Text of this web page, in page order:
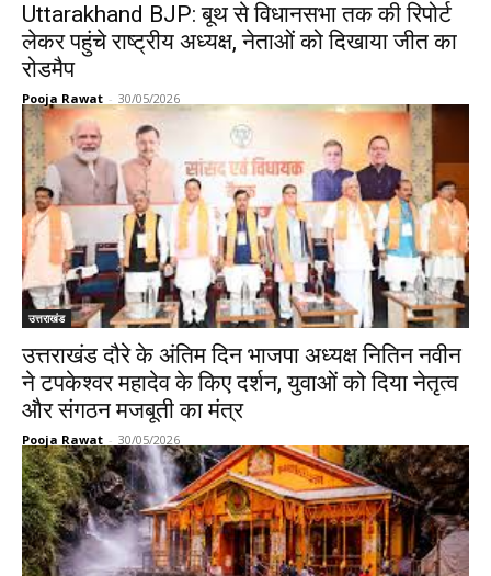
Uttarakhand BJP: बूथ से विधानसभा तक की रिपोर्ट
लेकर पहुंचे राष्ट्रीय अध्यक्ष, नेताओं को दिखाया जीत का
रोडमैप
Pooja Rawat - 30/05/2026
उत्तराखंड
उत्तराखंड दौरे के अंतिम दिन भाजपा अध्यक्ष नितिन नवीन
ने टपकेश्वर महादेव के किए दर्शन, युवाओं को दिया नेतृत्व
और संगठन मजबूती का मंत्र
Pooja Rawat - 30/05/2026